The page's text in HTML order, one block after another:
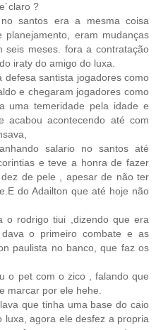
?
santos era a mesma coisa
eram mudanças
seis meses. fora a contratação
iraty do amigo do luxa.
santista jogadores como
e chegaram jogadores como
uma temeridade pela idade e
acabou acontecendo até com
salario no santos até
e teve a honra de fazer
de pele , apesar de não ter
do Adailton que até hoje não
o rodrigo tiui ,dizendo que era
o primeiro combate e as
paulista no banco, que faz os
o pet com o zico , falando que
marcar por ele hehe.
que tinha uma base do caio
luxa, agora ele desfez a propria